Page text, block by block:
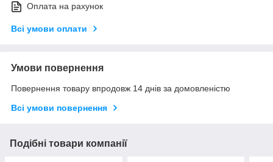
Оплата на рахунок
Всі умови оплати
Умови повернення
Повернення товару впродовж 14 днів за домовленістю
Всі умови повернення
Подібні товари компанії